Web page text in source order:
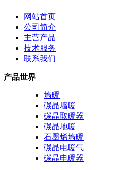
网站首页
公司简介
主营产品
技术服务
联系我们
产品世界
墙暖
碳晶墙暖
碳晶取暖器
碳晶地暖
石墨烯墙暖
碳晶电暖气
碳晶电暖器